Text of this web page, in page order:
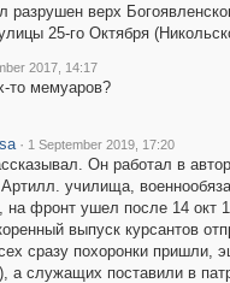
верх
25-го Октября
2017, 14:17
то мемуаров?
· 1 September 2019, 17:20
Он работал в
Артилл. училища,
на фронт ушел после 14 окт
выпуск курсантов
сразу похоронки пришли,
а служащих поставили в